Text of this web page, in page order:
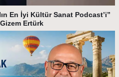
En İyi Kültür Sanat Podcast’i”
Ertürk